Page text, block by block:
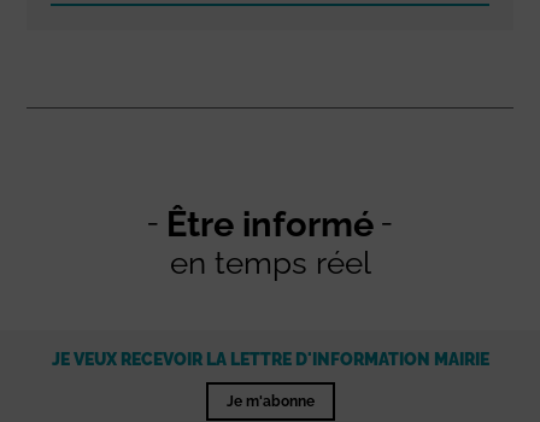
Être informé
en temps réel
JE VEUX RECEVOIR LA LETTRE D'INFORMATION MAIRIE
Je m'abonne